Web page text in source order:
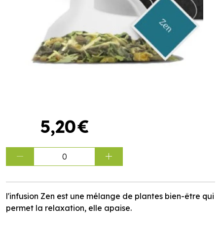
5,20€
0
l'infusion Zen est une mélange de plantes bien-être qui
permet la relaxation, elle apaise.